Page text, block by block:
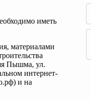
иметь
материалами
Пышма, ул.
интернет-
и на